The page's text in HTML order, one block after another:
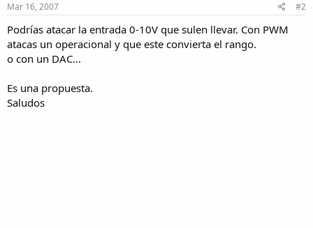
Mar 16, 2007 #2
Podrías atacar la entrada 0-10V que sulen llevar. Con PWM
atacas un operacional y que este convierta el rango.
o con un DAC...
Es una propuesta.
Saludos